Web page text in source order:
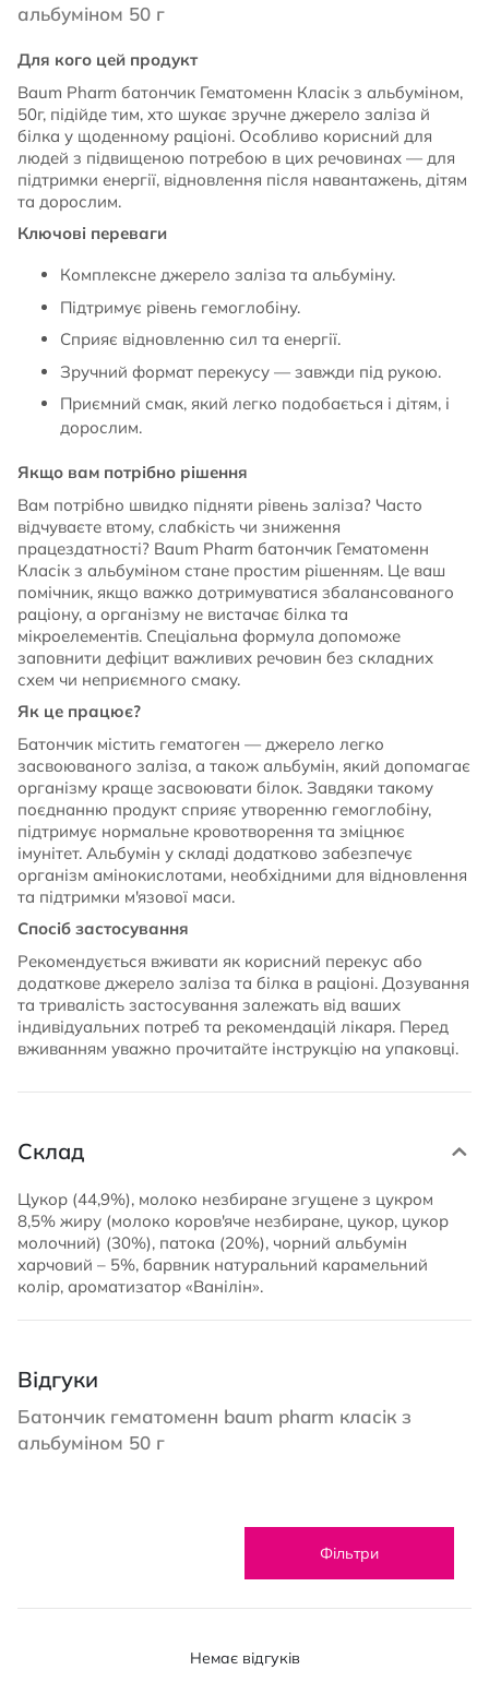
альбуміном 50 г
Для кого цей продукт
Baum Pharm батончик Гематоменн Класік з альбуміном,
50г, підійде тим, хто шукає зручне джерело заліза й
білка у щоденному раціоні. Особливо корисний для
людей з підвищеною потребою в цих речовинах — для
підтримки енергії, відновлення після навантажень, дітям
та дорослим.
Ключові переваги
Комплексне джерело заліза та альбуміну.
Підтримує рівень гемоглобіну.
Сприяє відновленню сил та енергії.
Зручний формат перекусу — завжди під рукою.
Приємний смак, який легко подобається і дітям, і
дорослим.
Якщо вам потрібно рішення
Вам потрібно швидко підняти рівень заліза? Часто
відчуваєте втому, слабкість чи зниження
працездатності? Baum Pharm батончик Гематоменн
Класік з альбуміном стане простим рішенням. Це ваш
помічник, якщо важко дотримуватися збалансованого
раціону, а організму не вистачає білка та
мікроелементів. Спеціальна формула допоможе
заповнити дефіцит важливих речовин без складних
схем чи неприємного смаку.
Як це працює?
Батончик містить гематоген — джерело легко
засвоюваного заліза, а також альбумін, який допомагає
організму краще засвоювати білок. Завдяки такому
поєднанню продукт сприяє утворенню гемоглобіну,
підтримує нормальне кровотворення та зміцнює
імунітет. Альбумін у складі додатково забезпечує
організм амінокислотами, необхідними для відновлення
та підтримки м'язової маси.
Спосіб застосування
Рекомендується вживати як корисний перекус або
додаткове джерело заліза та білка в раціоні. Дозування
та тривалість застосування залежать від ваших
індивідуальних потреб та рекомендацій лікаря. Перед
вживанням уважно прочитайте інструкцію на упаковці.
Склад
Цукор (44,9%), молоко незбиране згущене з цукром
8,5% жиру (молоко коров'яче незбиране, цукор, цукор
молочний) (30%), патока (20%), чорний альбумін
харчовий – 5%, барвник натуральний карамельний
колір, ароматизатор «Ванілін».
Відгуки
Батончик гематоменн baum pharm класік з
альбуміном 50 г
Фільтри
Немає відгуків